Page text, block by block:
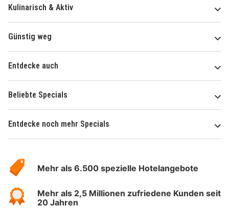
Kulinarisch & Aktiv
Günstig weg
Entdecke auch
Beliebte Specials
Entdecke noch mehr Specials
Hotelspecials
Mehr als 6.500 spezielle Hotelangebote
Mehr als 2,5 Millionen zufriedene Kunden seit
20 Jahren